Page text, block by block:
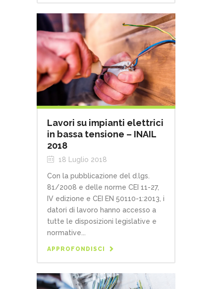
Lavori su impianti elettrici
in bassa tensione – INAIL
2018
18 Luglio 2018
Con la pubblicazione del d.lgs.
81/2008 e delle norme CEI 11-27,
IV edizione e CEI EN 50110-1:2013, i
datori di lavoro hanno accesso a
tutte le disposizioni legislative e
normative...
APPROFONDISCI